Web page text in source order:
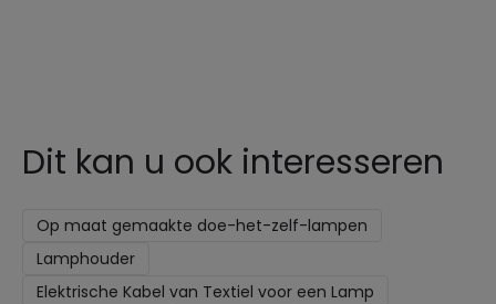
Dit kan u ook interesseren
Op maat gemaakte doe-het-zelf-lampen
Lamphouder
Elektrische Kabel van Textiel voor een Lamp